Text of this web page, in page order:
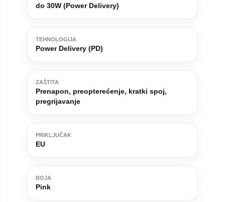
do 30W (Power Delivery)
TEHNOLOGIJA
Power Delivery (PD)
ZAŠTITA
Prenapon, preopterećenje, kratki spoj,
pregrijavanje
PRIKLJUČAK
EU
BOJA
Pink